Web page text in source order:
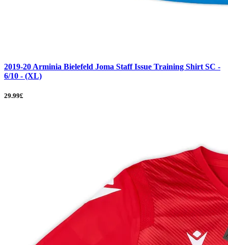
2019-20 Arminia Bielefeld Joma Staff Issue Training Shirt SC -
6/10 - (XL)
29.99£